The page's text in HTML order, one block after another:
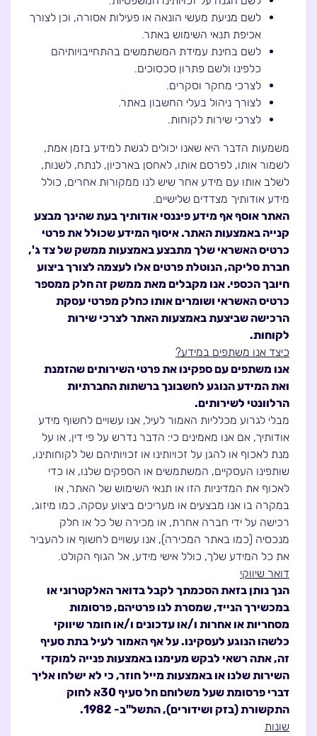
לשם מניעת מעשי הונאה או פעילות אסורה, וכן לצורך
אכיפת תנאי השימוש באתר.
לשם בחינת עמידת המשתמשים בהתחייבויותיהם
כלפינו ולשם פתרון סכסוכים.
לצרכי מחקר וסקרים.
לצורך ניהול בעלי החשבון באתר.
לצרכי שירות לקוחות.
משמעות הדבר היא שאנו יכולים לגשת למידע בזמן אמת,
לשמור אותו, לפרסם אותו, לאחסן בארכיון, לנתח, לשנות,
לשלב אותו עם מידע אחר שיש לנו ממקורות אחרים, כולל
מידע אודותיך מצדדים שלישיים.
האתר אוסף אף מידע פיננסי אודותיך בעת שהינך מבצע
קנייה באמצעות האתר. איסוף המידע שכולל את פרטי
כרטיס האשראי שלך מתבצע באמצעות ממשק של צד ג',
חברת סליקה, הנוטלת פרטים אלו לעצמה לצורך ביצוע
חיובך הכספי. אנו מקבלים מאת ממשק זה חלק ממספר
כרטיס האשראי ושומרים אותו כחלק מפרטי עסקת
הרכישה שביצעת באמצעות האתר לצרכי שירות
לקוחות.
כיצד אנו משתפים במידע?
אנו משתפים עם ספקינו את פרטי השירותים שהזמנת
ואת המידע הנוגע לחשבונך ברשתות החברתיות
הרלוונטי לשירותים.
מבלי לגרוע מכלליות האמור לעיל, אנו עשויים לחשוף מידע
אודותיך, אם אנו מאמינים כי: הדבר נדרש על פי דין, או על
מנת לאכוף או להגן על זכויותינו או זכויותיהם של לקוחותינו,
שותפינו העסקיים, המשתמשים או הספקים שלנו, או כדי
לאכוף את המדיניות הזו או תנאי השימוש של האתר, או
במקרה בו אנו מבצעים או מעריכים ביצוע עסקה, כמו מיזוג,
רכישה על ידי חברה אחרת, או מכירה של כל או חלק
מנכסיה (כמו באתר המכירה), אנו עשויים לחשוף או להעביר
את כל המידע שלך, כולל אישי מידע, אל הגוף הקולט.
דואר שיווקי
הנך נותן בזאת הסכמתך לקבל בדואר האלקטרוני או
במכשירך הנייד, שמסרת לנו פרטיהם, פרסומות
מסחריות או אחרות ו/או עדכונים ו/או חומר שיווקי
כלשהו הנוגע לעסקינו. על אף האמור לעיל בתת סעיף
זה, אתה רשאי לבקש מעימנו באמצעות פנייה למוקדי
השירות שלנו או באמצעות מייל חוזר, כי לא ישלחו אליך
דברי פרסומת שעל משלוחם חל סעיף 30א לחוק
התקשורת (בזק ושידורים), התשל"ב- 1982.
שונות